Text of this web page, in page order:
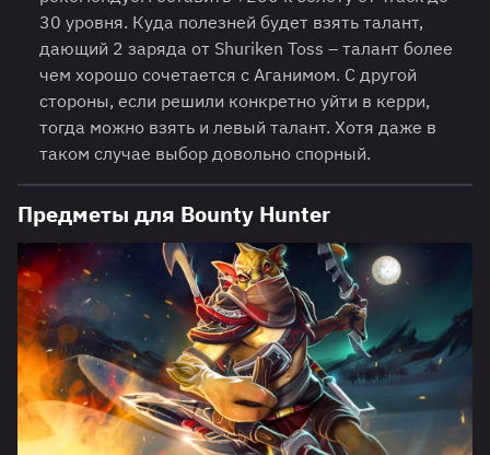
30 уровня. Куда полезней будет взять талант,
дающий 2 заряда от Shuriken Toss – талант более
чем хорошо сочетается с Аганимом. С другой
стороны, если решили конкретно уйти в керри,
тогда можно взять и левый талант. Хотя даже в
таком случае выбор довольно спорный.
Предметы для Bounty Hunter